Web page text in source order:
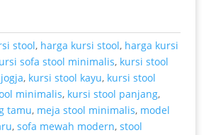
stool, harga kursi stool, harga kursi
sofa stool minimalis, kursi stool
, kursi stool kayu, kursi stool
minimalis, kursi stool panjang,
tamu, meja stool minimalis, model
, sofa mewah modern, stool